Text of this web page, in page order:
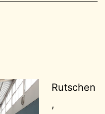
Rutschen
,